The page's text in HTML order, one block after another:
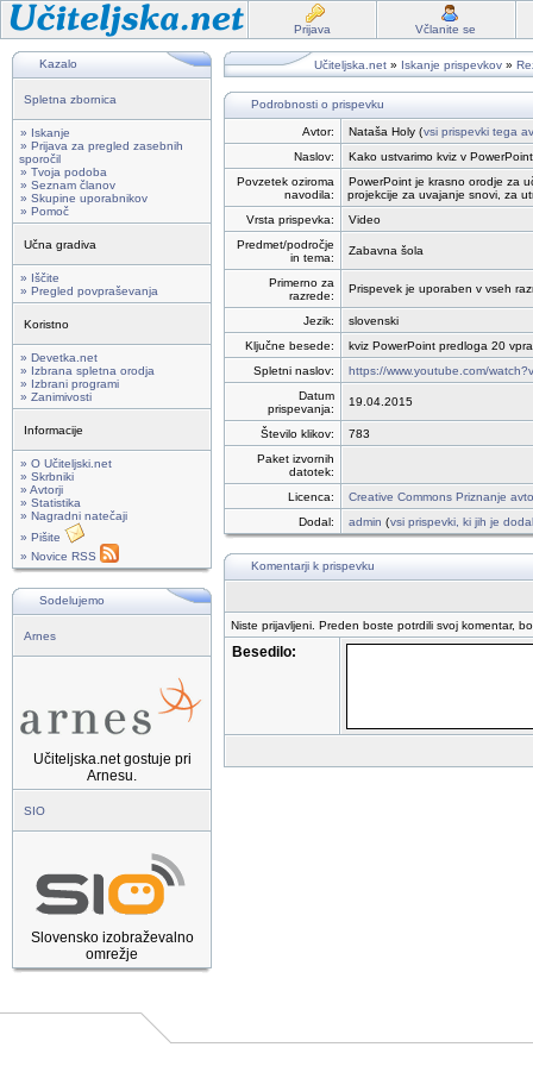
Prijava Včlanite se
Kazalo
Spletna zbornica
» Iskanje
» Prijava za pregled zasebnih
sporočil
» Tvoja podoba
» Seznam članov
» Skupine uporabnikov
» Pomoč
Učna gradiva
» Iščite
» Pregled povpraševanja
Koristno
» Devetka.net
» Izbrana spletna orodja
» Izbrani programi
» Zanimivosti
Informacije
» O Učiteljski.net
» Skrbniki
» Avtorji
» Statistika
» Nagradni natečaji
» Pišite
» Novice RSS
Sodelujemo
Arnes
Učiteljska.net gostuje pri
Arnesu.
SIO
Slovensko izobraževalno
omrežje
Učiteljska.net » Iskanje prispevkov »
Podrobnosti o prispevku
Avtor: Nataša Holy (vsi prispevki tega
Naslov:
Kako ustvarimo kviz v
Povzetek oziroma
navodila:
PowerPoint je krasno orodje za
projekcije za uvajanje snovi, za
Vrsta prispevka:
Video
Predmet/področje
in tema:
Zabavna šola
Primerno za
razrede:
Prispevek je uporaben v vseh
Jezik:
slovenski
Ključne besede:
kviz PowerPoint predloga 20
Spletni naslov:
https://www.youtube.com/
Datum
prispevanja:
19.04.2015
Število klikov:
783
Paket izvornih
datotek:
Licenca:
Creative Commons Priznanje
Dodal:
admin (vsi prispevki, ki jih je
Komentarji k prispevku
Niste prijavljeni. Preden boste potrdili svoj komentar,
Besedilo: